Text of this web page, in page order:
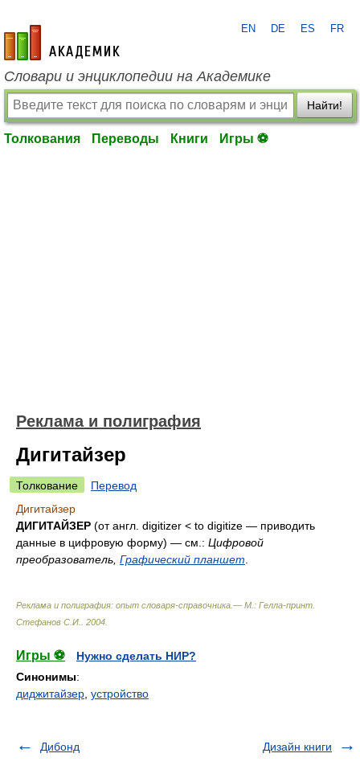
academic.ru
EN DE ES FR
Словари и энциклопедии на Академике
Найти!
Толкования Переводы Книги Игры ⚽
Реклама и полиграфия
Дигитайзер
Толкование
Перевод
Дигитайзер
ДИГИТАЙЗЕР (от англ. digitizer < to digitize — приводить
данные в цифровую форму) — см.: Цифровой
преобразователь, Графический планшет
Реклама и полиграфия: опыт словаря-справочника.— М.: Гелла-принт
Стефанов С.И.
2004
Игры ⚽
Нужно сделать НИР?
Синонимы:
диджитайзер устройство
Дибонд Дизайн книги